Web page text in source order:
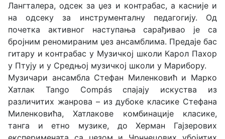
Лангталера, одсек за џез и контрабас, а касније и
на одсеку за инструменталну педагогију. Од
почетка активног наступања сарађивао је са
бројним реномираним џез ансамблима. Предаје бас
гитару и контрабас у Музичкој школи Карол Пахор
у Птују и у Средњој музичкој школи у Марибору.
Музичари ансамбла Стефан Миленковић и Марко
Хатлак Tango Compás спајају искуства из
различитих жанрова – из дубоке класике Стефана
Миленковића, Хатлакове комбинације класике,
танга и етно музике, до Херман Гајзерових